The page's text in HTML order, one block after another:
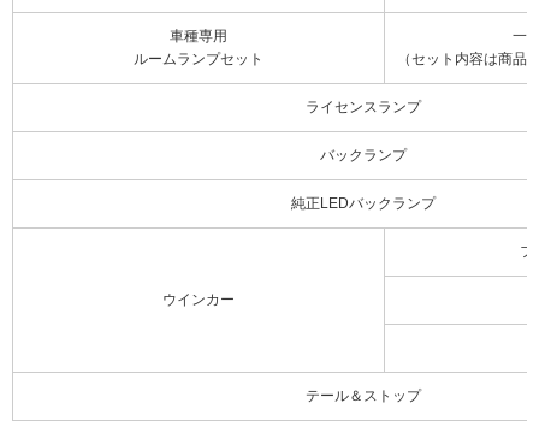
車種専用
ルームランプセット
一
（セット内容は商品
ライセンスランプ
バックランプ
純正LEDバックランプ
ウインカー
フ
テール＆ストップ